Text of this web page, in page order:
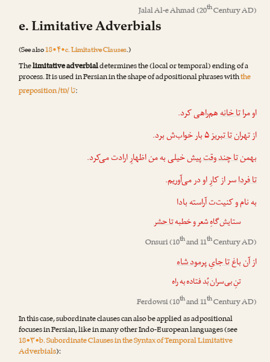
Jalal Al-e Ahmad(20thCentury AD)
e. Limitative Adverbials
(See also18•۴•c. Limitative Clauses.)
Thelimitative adverbialdetermines the (local or temporal) ending of a
process. It is used in Persian in the shape of adpositional phrases withthe
preposition /tɒ/تا:
او مراتا خانههم‌راهی کرد.
از تهرانتا تبریز۵ بار خواب‌ش برد.
بهمنتا چند وقت پیشخیلی به من اظهارِ ارادت می‌کرد.
تا فرداسر از کارِ او در می‌آوریم.
به نام و کنیت‌ت آراسته بادا
ستایش‌گاهِ شعر و خطبهتا حشر
Onsuri(10thand 11thCentury AD)
از آن باغتا جایِ پرمود شاه
تنِ بی‌سران بُد فتاده به راه
Ferdowsi(10thand 11thCentury AD)
In this case, subordinate clauses can also be applied as adpositional
focuses in Persian, like in many other Indo-European languages (see
18•۳•b. Subordinate Clauses in the Syntax of Temporal Limitative
Adverbials):